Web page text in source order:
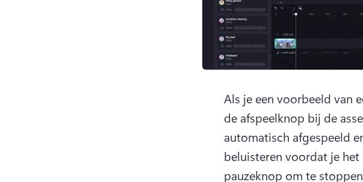
Als je een voorbeeld van
de afspeelknop bij de
automatisch afgespeeld
beluisteren voordat je
pauzeknop om te